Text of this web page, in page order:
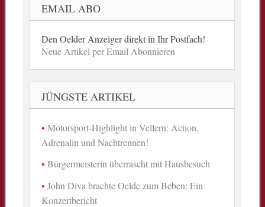
EMAIL ABO
Den Oelder Anzeiger direkt in Ihr Postfach!
Neue Artikel per Email Abonnieren
JÜNGSTE ARTIKEL
Motorsport-Highlight in Vellern: Action,
Adrenalin und Nachtrennen!
Bürgermeisterin überrascht mit Hausbesuch
John Diva brachte Oelde zum Beben: Ein
Konzertbericht